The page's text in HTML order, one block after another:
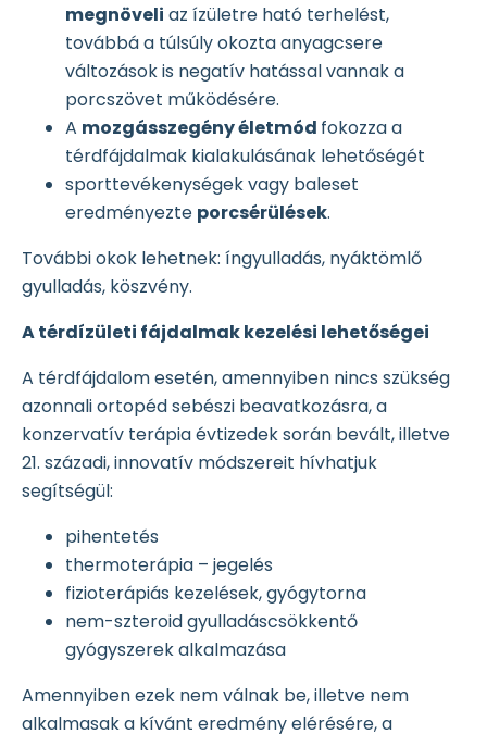
megnöveli az ízületre ható terhelést,
továbbá a túlsúly okozta anyagcsere
változások is negatív hatással vannak a
porcszövet működésére.
A mozgásszegény életmód fokozza a
térdfájdalmak kialakulásának lehetőségét
sporttevékenységek vagy baleset
eredményezte porcsérülések.
További okok lehetnek: íngyulladás, nyáktömlő
gyulladás, köszvény.
A térdízületi fájdalmak kezelési lehetőségei
A térdfájdalom esetén, amennyiben nincs szükség
azonnali ortopéd sebészi beavatkozásra, a
konzervatív terápia évtizedek során bevált, illetve
21. századi, innovatív módszereit hívhatjuk
segítségül:
pihentetés
thermoterápia – jegelés
fizioterápiás kezelések, gyógytorna
nem-szteroid gyulladáscsökkentő
gyógyszerek alkalmazása
Amennyiben ezek nem válnak be, illetve nem
alkalmasak a kívánt eredmény elérésére, a